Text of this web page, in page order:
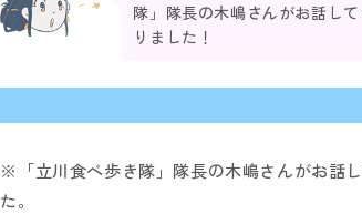
隊」隊長の木嶋さんがお話し
りました！
※「立川食べ歩き隊」隊長の木嶋さんがお話
た。